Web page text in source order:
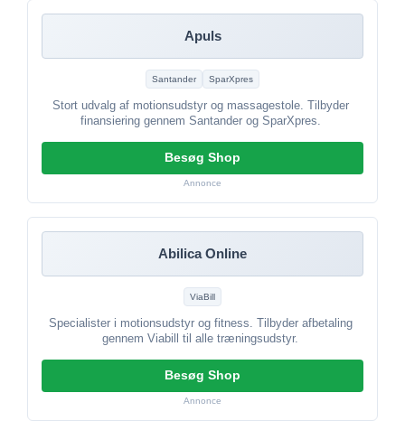
Apuls
Santander SparXpres
Stort udvalg af motionsudstyr og massagestole. Tilbyder
finansiering gennem Santander og SparXpres.
Besøg Shop
Annonce
Abilica Online
ViaBill
Specialister i motionsudstyr og fitness. Tilbyder afbetaling
gennem Viabill til alle træningsudstyr.
Besøg Shop
Annonce